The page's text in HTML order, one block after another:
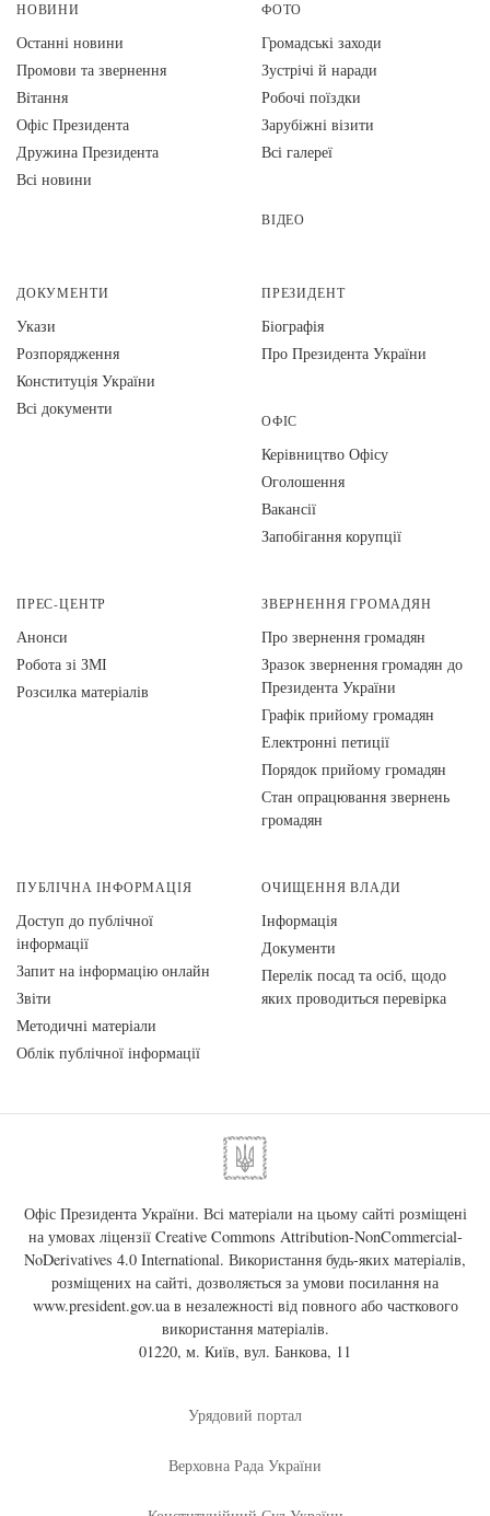
НОВИНИ
Останні новини
Промови та звернення
Вiтання
Офіс Президента
Дружина Президента
Всі новини
ФОТО
Громадські заходи
Зустрічі й наради
Робочі поїздки
Зарубіжні візити
Всі галереї
ВІДЕО
ДОКУМЕНТИ
Укази
Розпорядження
Конституція України
Всі документи
ПРЕЗИДЕНТ
Біографія
Про Президента України
ОФІС
Керівництво Офісу
Оголошення
Вакансії
Запобігання корупції
ПРЕС-ЦЕНТР
Анонси
Робота зі ЗМІ
Розсилка матеріалів
ЗВЕРНЕННЯ ГРОМАДЯН
Про звернення громадян
Зразок звернення громадян до
Президента України
Графік прийому громадян
Електронні петиції
Порядок прийому громадян
Стан опрацювання звернень
громадян
ПУБЛІЧНА ІНФОРМАЦІЯ
Доступ до публічної
інформації
Запит на інформацію онлайн
Звіти
Методичні матеріали
Облік публічної інформації
ОЧИЩЕННЯ ВЛАДИ
Інформація
Документи
Перелік посад та осіб, щодо
яких проводиться перевірка
Офіс Президента України. Всі матеріали на цьому сайті розміщені
на умовах ліцензії Creative Commons Attribution-NonCommercial-
NoDerivatives 4.0 International. Використання будь-яких матеріалів,
розміщених на сайті, дозволяється за умови посилання на
www.president.gov.uaв незалежності від повного або часткового
використання матеріалів.
01220, м. Київ, вул. Банкова, 11
Урядовий портал
Верховна Рада України